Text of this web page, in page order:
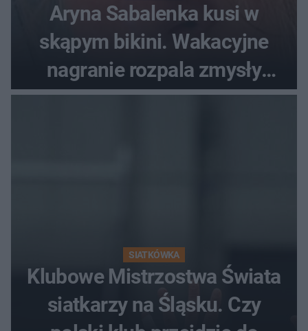
Aryna Sabalenka kusi w
skąpym bikini. Wakacyjne
nagranie rozpala zmysły
fanów
SIATKÓWKA
Klubowe Mistrzostwa Świata
siatkarzy na Śląsku. Czy